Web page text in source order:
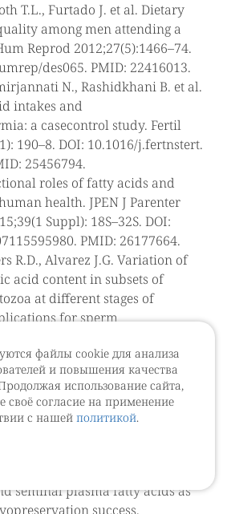
файлы cookie для анализа
и повышения качества
использование сайта,
своё согласие на применение
с нашей политикой.
T.L., Furtado J. et al. Dietary
among men attending a
Reprod 2012;27(5):1466–74.
des065. PMID: 22416013.
N., Rashidkhani B. et al.
intakes and
a casecontrol study. Fertil
190–8. DOI: 10.1016/j.fertnstert.
25456794.
roles of fatty acids and
health. JPEN J Parenter
Suppl): 18S–32S. DOI:
PMID: 26177664.
R.D., Alvarez J.G. Variation of
acid content in subsets of
at different stages of
for sperm
PMID: 10657052.
D.S., Wolf D.P., Alexander M.
of desmosterol and
acid in the heads and tails of
Lipid Res 1998;39(7):1404–11.
Landeras J., Gadea J.
seminal plasma fatty acids as
success.